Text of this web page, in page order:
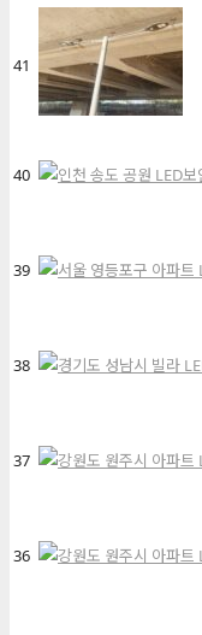
41
40
39
38
37
36